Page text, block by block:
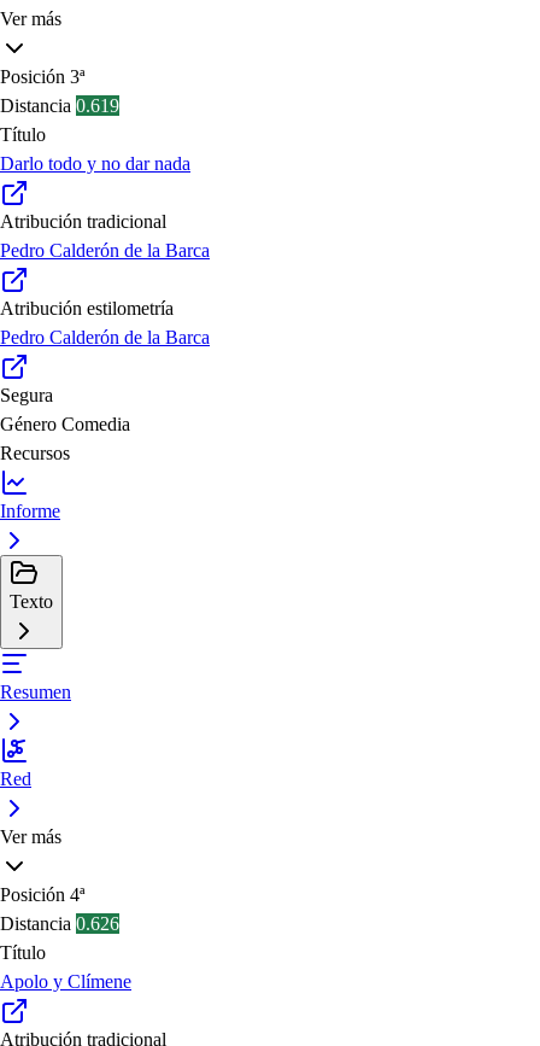
Ver más
Posición 3ª
Distancia 0.619
Título
Darlo todo y no dar nada
Atribución tradicional
Pedro Calderón de la Barca
Atribución estilometría
Pedro Calderón de la Barca
Segura
Género Comedia
Recursos
Informe
Texto
Resumen
Red
Ver más
Posición 4ª
Distancia 0.626
Título
Apolo y Clímene
Atribución tradicional